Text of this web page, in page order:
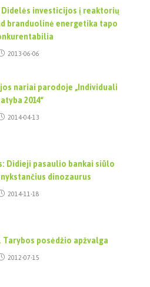
investicijos į reaktorių
branduolinė energetika tapo
2013-06-06
nariai parodoje „Individuali
2014“
2014-04-13
Didieji pasaulio bankai siūlo
dinozaurus
2014-11-18
Tarybos posėdžio apžvalga
2012-07-15